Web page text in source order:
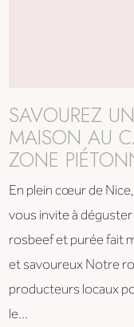
SAVOUREZ
MAISON AU
ZONE
En plein cœur de
vous invite à
rosbeef et purée fait
et savoureux Notre
producteurs locaux
le...